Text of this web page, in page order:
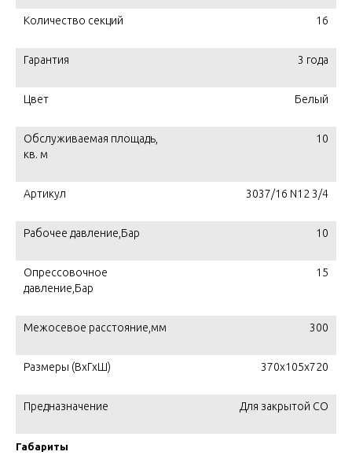
Количество секций 16
Гарантия 3 года
Цвет Белый
Обслуживаемая площадь,
кв. м
10
Артикул 3037/16 N12 3/4
Рабочее давление,Бар 10
Опрессовочное
давление,Бар
15
Межосевое расстояние,мм 300
Размеры (ВхГхШ) 370х105х720
Предназначение Для закрытой СО
Габариты